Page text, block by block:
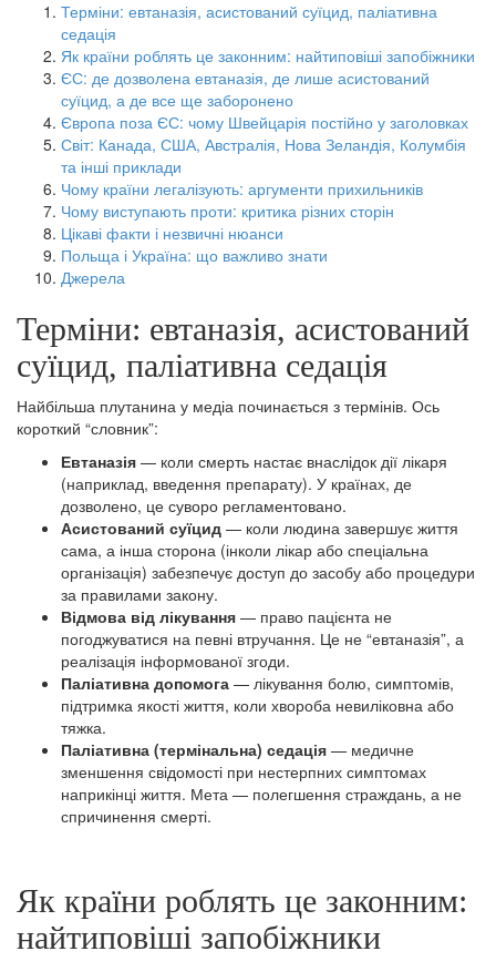
Терміни: евтаназія, асистований суїцид, паліативна
седація
Як країни роблять це законним: найтиповіші запобіжники
ЄС: де дозволена евтаназія, де лише асистований
суїцид, а де все ще заборонено
Європа поза ЄС: чому Швейцарія постійно у заголовках
Світ: Канада, США, Австралія, Нова Зеландія, Колумбія
та інші приклади
Чому країни легалізують: аргументи прихильників
Чому виступають проти: критика різних сторін
Цікаві факти і незвичні нюанси
Польща і Україна: що важливо знати
Джерела
Терміни: евтаназія, асистований
суїцид, паліативна седація
Найбільша плутанина у медіа починається з термінів. Ось
короткий “словник”:
Евтаназія — коли смерть настає внаслідок дії лікаря
(наприклад, введення препарату). У країнах, де
дозволено, це суворо регламентовано.
Асистований суїцид — коли людина завершує життя
сама, а інша сторона (інколи лікар або спеціальна
організація) забезпечує доступ до засобу або процедури
за правилами закону.
Відмова від лікування — право пацієнта не
погоджуватися на певні втручання. Це не “евтаназія”, а
реалізація інформованої згоди.
Паліативна допомога — лікування болю, симптомів,
підтримка якості життя, коли хвороба невиліковна або
тяжка.
Паліативна (термінальна) седація — медичне
зменшення свідомості при нестерпних симптомах
наприкінці життя. Мета — полегшення страждань, а не
спричинення смерті.
Як країни роблять це законним:
найтиповіші запобіжники